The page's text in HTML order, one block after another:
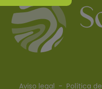
Aviso legal - Política